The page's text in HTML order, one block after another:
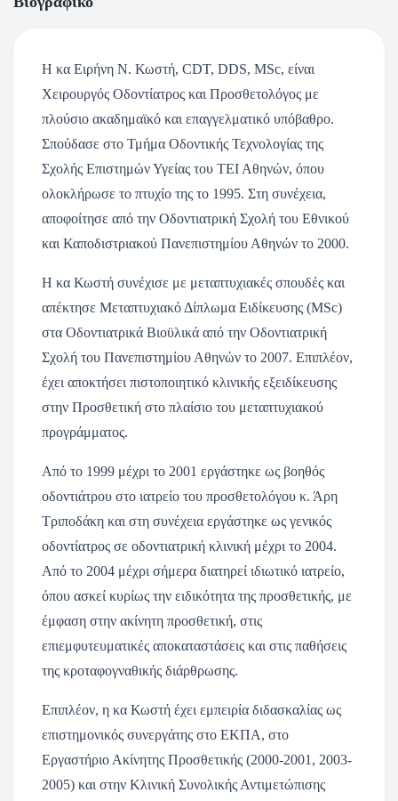
Η κα Ειρήνη Ν. Κωστή, CDT, DDS, MSc, είναι
Χειρουργός Οδοντίατρος και Προσθετολόγος με
πλούσιο ακαδημαϊκό και επαγγελματικό υπόβαθρο.
Σπούδασε στο Τμήμα Οδοντικής Τεχνολογίας της
Σχολής Επιστημών Υγείας του ΤΕΙ Αθηνών, όπου
ολοκλήρωσε το πτυχίο της το 1995. Στη συνέχεια,
αποφοίτησε από την Οδοντιατρική Σχολή του Εθνικού
και Καποδιστριακού Πανεπιστημίου Αθηνών το 2000.
Η κα Κωστή συνέχισε με μεταπτυχιακές σπουδές και
απέκτησε Μεταπτυχιακό Δίπλωμα Ειδίκευσης (MSc)
στα Οδοντιατρικά Βιοϋλικά από την Οδοντιατρική
Σχολή του Πανεπιστημίου Αθηνών το 2007. Επιπλέον,
έχει αποκτήσει πιστοποιητικό κλινικής εξειδίκευσης
στην Προσθετική στο πλαίσιο του μεταπτυχιακού
προγράμματος.
Από το 1999 μέχρι το 2001 εργάστηκε ως βοηθός
οδοντιάτρου στο ιατρείο του προσθετολόγου κ. Άρη
Τριποδάκη και στη συνέχεια εργάστηκε ως γενικός
οδοντίατρος σε οδοντιατρική κλινική μέχρι το 2004.
Από το 2004 μέχρι σήμερα διατηρεί ιδιωτικό ιατρείο,
όπου ασκεί κυρίως την ειδικότητα της προσθετικής, με
έμφαση στην ακίνητη προσθετική, στις
επιεμφυτευματικές αποκαταστάσεις και στις παθήσεις
της κροταφογναθικής διάρθρωσης.
Επιπλέον, η κα Κωστή έχει εμπειρία διδασκαλίας ως
επιστημονικός συνεργάτης στο ΕΚΠΑ, στο
Εργαστήριο Ακίνητης Προσθετικής (2000-2001, 2003-
2005) και στην Κλινική Συνολικής Αντιμετώπισης